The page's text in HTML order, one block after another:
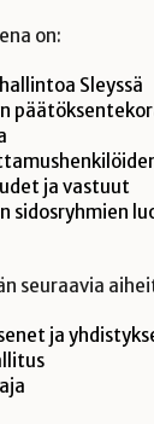
on:
Sleyssä
ja vastuut
sidosryhmien
seuraavia
ja